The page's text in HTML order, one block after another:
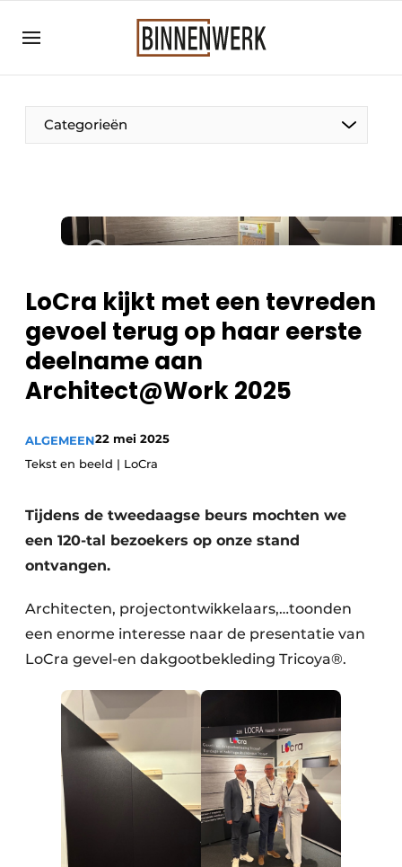
Aanmelden
Bedrijven
Binnenwerk | Hét magazine voor de
Direct contact
Meest gelezen
Nieuwsbrief
Podcasts
Privacy / Cookie statement
Vacatures
Video’s
Categorieën
LoCra kijkt met een tevreden
gevoel terug op haar eerste
deelname aan
Architect@Work 2025
ALGEMEEN22 mei 2025
Tekst en beeld | LoCra
Tijdens de tweedaagse beurs mochten we
een 120-tal bezoekers op onze stand
ontvangen.
Architecten, projectontwikkelaars,…toonden
een enorme interesse naar de presentatie van
LoCra gevel-en dakgootbekleding Tricoya®.